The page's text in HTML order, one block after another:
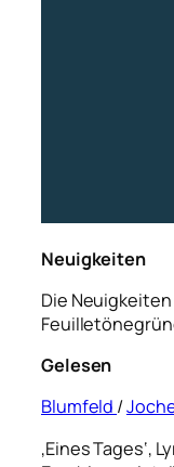
Neuigkeiten
Die
Gelesen
Blumfeld /
‚Eines Tages‘,